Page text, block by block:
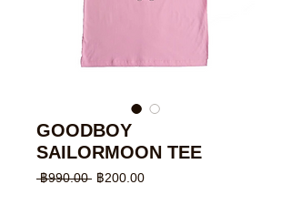
GOODBOY
SAILORMOON TEE
฿990.00 ราคา
฿200.00ราคา